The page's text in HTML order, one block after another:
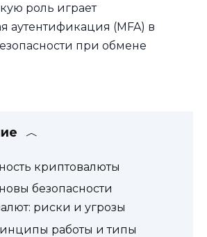
роль играет
аутентификация (MFA) в
при обмене
криптовалюты
безопасности
риски и угрозы
работы и типы